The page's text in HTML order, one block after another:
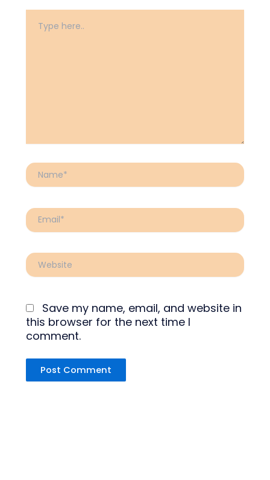
Type
here..
Name*
Email*
Website
Save my name, email, and website in
this browser for the next time I
comment.